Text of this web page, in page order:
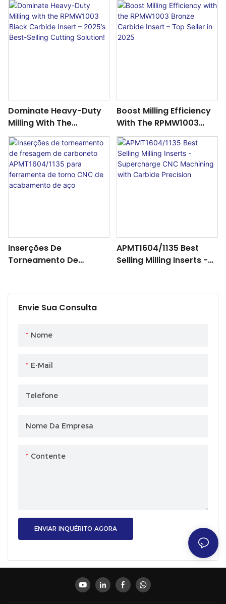
Envie Sua Consulta
Nome
E-Mail
Telefone
Nome Da Empresa
Contente
ENVIAR INQUÉRITO AGORA
Dominate Heavy-Duty
Milling With The
RPMW1003 Black
Carbide Insert – 2025’s
Best-Selling Cutting
Solution!
Boost Milling Efficiency
With The RPMW1003
Bronze Carbide Insert –
Top Seller In 2025
Inserções De
Torneamento De
APMT1604/1135 Para
Ferramenta De Torno
APMT1604/1135 Best
Selling Milling Inserts -
Precision